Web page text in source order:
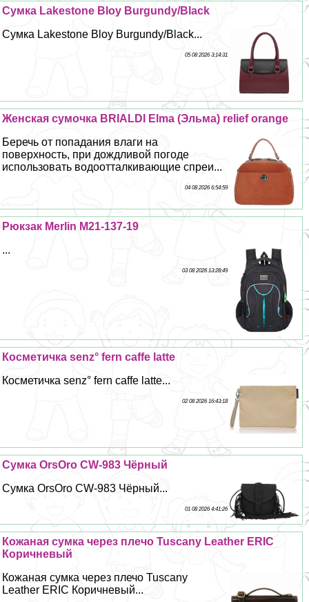
Сумка Lakestone Bloy Burgundy/Black
Сумка Lakestone Bloy Burgundy/Black...
05 08 2026 3:14:31
Женская сумочка BRIALDI Elma (Эльма) relief orange
Беречь от попадания влаги на
поверхность, при дождливой погоде
использовать водоотталкивающие спреи...
04 08 2026 6:54:59
Рюкзак Merlin M21-137-19
...
03 08 2026 13:28:49
Косметичка senz° fern caffe latte
Косметичка senz° fern caffe latte...
02 08 2026 16:43:18
Сумка OrsOro CW-983 Чёрный
Сумка OrsOro CW-983 Чёрный...
01 08 2026 4:41:26
Кожаная сумка через плечо Tuscany Leather ERIC
Коричневый
Кожаная сумка через плечо Tuscany
Leather ERIC Коричневый...